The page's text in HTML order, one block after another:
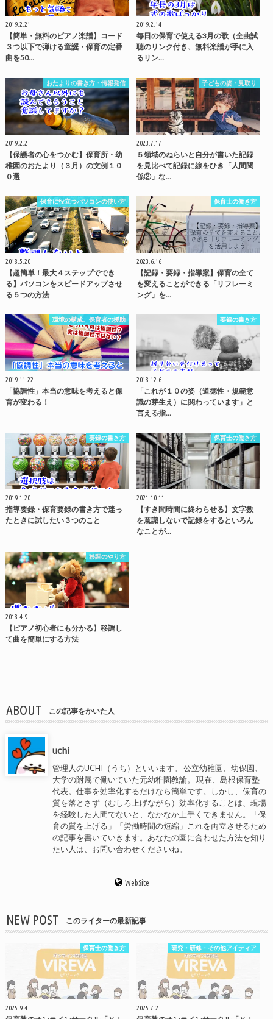
2019.2.21
【簡単・無料のピアノ楽譜】コード
３つ以下で弾ける童謡・保育の定番
曲を50…
2019.2.14
毎日の保育で使える3月の歌（全曲試
聴のリンク付き、無料楽譜が手に入
るリン…
おたよりの書き方・情報発信
2019.2.2
【保護者の心をつかむ】保育所・幼
稚園のおたより（３月）の文例１０
０選
子どもの姿・見取り
2023.7.17
５領域のねらいと自分が書いた記録
を見比べて記録に線をひき「人間関
係②」な…
保育に役立つパソコンの使い方
2018.5.20
【超簡単！最大４ステップででき
る】パソコンをスピードアップさせ
る５つの方法
保育士の働き方
2023.6.16
【記録・要録・指導案】保育の全て
を変えることができる「リフレーミ
ング」を…
環境の構成、保育者の援助
2019.11.22
「協調性」本当の意味を考えると保
育が変わる！
要録の書き方
2018.12.6
「これが１０の姿（道徳性・規範意
識の芽生え）に関わっています」と
言える指…
要録の書き方
2019.1.20
指導要録・保育要録の書き方で迷っ
たときに試したい３つのこと
保育士の働き方
2021.10.11
【すき間時間に終わらせる】文字数
を意識しないで記録をするといろん
なことが…
移調のやり方
2018.4.9
【ピアノ初心者にも分かる】移調し
て曲を簡単にする方法
ABOUT この記事をかいた人
uchi
管理人のUCHI（うち）といいます。 公立幼稚園、幼保園、
大学の附属で働いていた元幼稚園教諭。 現在、島根保育塾
代表。仕事を効率化するだけなら簡単です。しかし、保育の
質を落とさず（むしろ上げながら）効率化することは、現場
を経験した人間でないと、なかなか上手くできません。「保
育の質を上げる」「労働時間の短縮」これを両立させるため
の記事を書いていきます。あなたの園に合わせた方法を知り
たい人は、お問い合わせくださいね。
WebSite
NEW POST このライターの最新記事
保育士の働き方
2025.9.4
研究・研修・その他アイディア
2025.7.2